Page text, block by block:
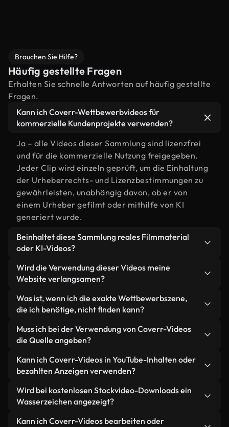
Brauchen Sie Hilfe?
Häufig gestellte Fragen
Erhalten Sie schnelle Antworten auf häufig gestellte
Fragen.
Kann ich Coverr-Wettbewerbvideos für
kommerzielle Kundenprojekte verwenden?
Ja – alle Videos dieser Sammlung sind lizenzfrei
und für die kommerzielle Nutzung freigegeben.
Jeder Clip wird einzeln geprüft, um die Einhaltung
der Urheberrechts- und Lizenzbestimmungen zu
gewährleisten, unabhängig davon, ob er von
einem Urheber gefilmt oder mithilfe von KI
generiert wurde.
Beinhaltet diese Sammlung reales Filmmaterial
oder KI-Videos?
Beides. Es handelt sich um eine Hybridbibliothek
aus realen, von Menschen aufgenommenen
generierten Videos. Jedes Video ist eindeutig
beschriftet, sodass Sie immer wissen, was Sie
verwenden.
Wird die Verwendung dieser Videos meine
Website verlangsamen?
Nicht, wenn Sie unsere optimierten Versionen
wählen. Wir bieten schlanke, webfähige Formate,
wurden – so bleibt die Qualität hoch, während
gleichzeitig die Ladezeiten minimiert und
Kennzahlen wie LCP verbessert werden.
Was ist, wenn ich die exakte Wettbewerbszene,
die ich benötige, nicht finden kann?
Mit Coverr AI Studio erstellen Sie im
Handumdrehen ein solches Video. Beschreiben Sie
Sonnenuntergang" – und das Studio generiert
innerhalb von Sekunden ein individuelles Video für
Sie, das unseren Lizenzbestimmungen entspricht.
Muss ich bei der Verwendung von Coverr-Videos
die Quelle angeben?
Eine Namensnennung ist nicht erforderlich. Alle
Videos in unserer Stockbibliothek sind lizenzfrei
verwendet werden – wir freuen uns aber immer
darüber.
Kann ich Coverr-Videos in YouTube-Inhalten oder
bezahlten Anzeigen verwenden?
Ja. Sämtliches Stockmaterial von Coverr darf in
monetarisierten YouTube-Videos, Social-Media-
werden – solange Sie das Material selbst nicht als
Wird bei kostenlosen Stockvideo-Downloads ein
Wasserzeichen angezeigt?
Nein. Keines unserer kostenlosen Videos – egal ob
Kann ich Coverr-Videos bearbeiten oder